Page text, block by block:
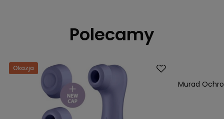
Polecamy
Okazja
Okazja
Murad